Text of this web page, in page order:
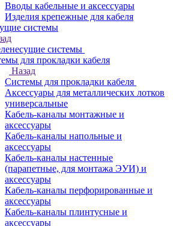
Вводы кабельные и аксессуары
Изделия крепежные для кабеля
системы
системы
для прокладки кабеля
Назад
Системы для прокладки кабеля
Аксессуары для металлических лотков
универсальные
Кабель-каналы монтажные и
аксессуары
Кабель-каналы напольные и
аксессуары
Кабель-каналы настенные
(парапетные, для монтажа ЭУИ) и
аксессуары
Кабель-каналы перфорированные и
аксессуары
Кабель-каналы плинтусные и
аксессуары